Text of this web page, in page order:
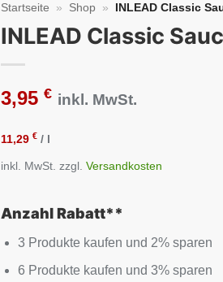
Startseite » Shop » INLEAD Classic
INLEAD Classic
3,95€ inkl. MwSt.
11,29€ / l
inkl. MwSt. zzgl.Versandkosten
Anzahl Rabatt**
3 Produkte kaufen und 2% sparen
6 Produkte kaufen und 3% sparen